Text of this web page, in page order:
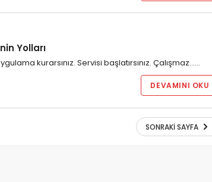
Yolları
kurarsınız. Servisi başlatırsınız. Çalışmaz……
DEVAMINI OKU
SONRAKI SAYFA